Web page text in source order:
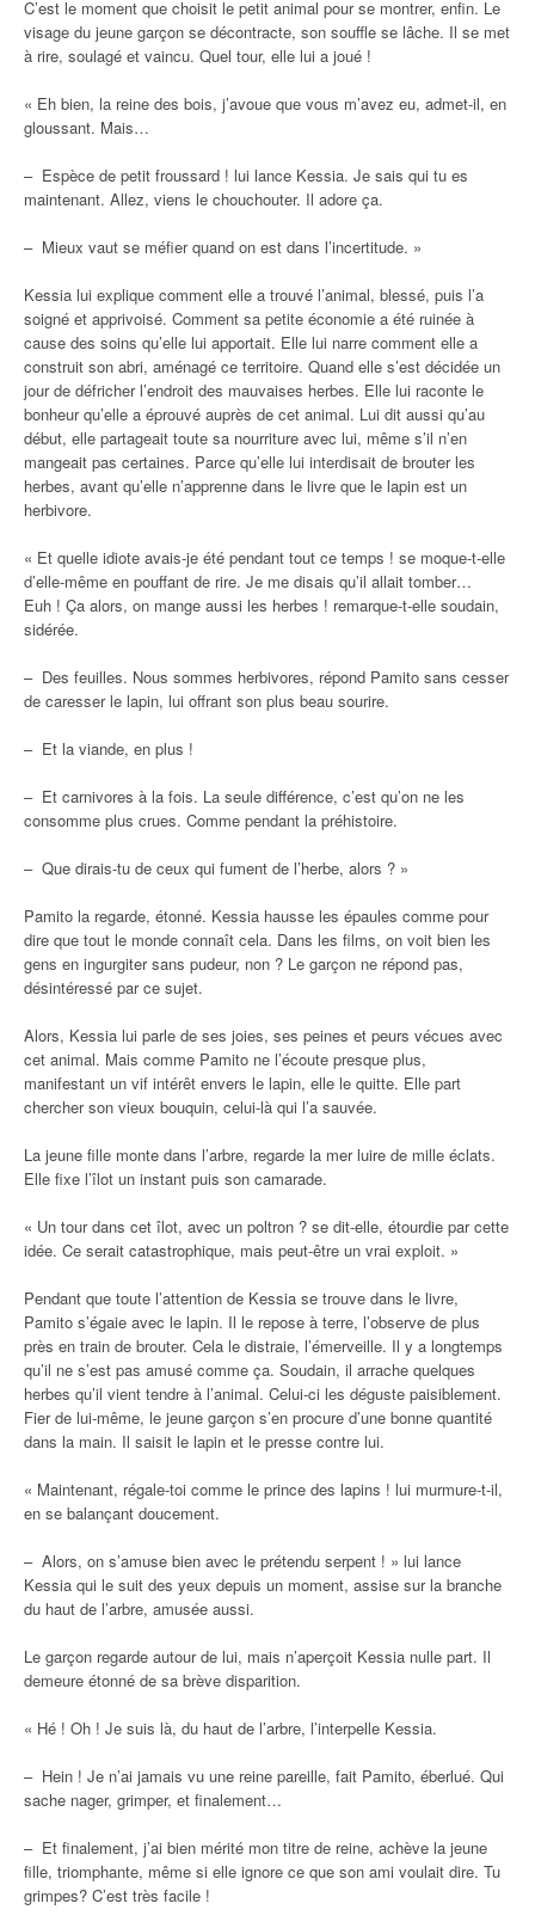
C’est le moment que choisit le petit animal pour se montrer, enfin. Le
visage du jeune garçon se décontracte, son souffle se lâche. Il se met
à rire, soulagé et vaincu. Quel tour, elle lui a joué !
« Eh bien, la reine des bois, j’avoue que vous m’avez eu, admet-il, en
gloussant. Mais…
– Espèce de petit froussard ! lui lance Kessia. Je sais qui tu es
maintenant. Allez, viens le chouchouter. Il adore ça.
– Mieux vaut se méfier quand on est dans l’incertitude. »
Kessia lui explique comment elle a trouvé l’animal, blessé, puis l’a
soigné et apprivoisé. Comment sa petite économie a été ruinée à
cause des soins qu’elle lui apportait. Elle lui narre comment elle a
construit son abri, aménagé ce territoire. Quand elle s’est décidée un
jour de défricher l’endroit des mauvaises herbes. Elle lui raconte le
bonheur qu’elle a éprouvé auprès de cet animal. Lui dit aussi qu’au
début, elle partageait toute sa nourriture avec lui, même s’il n’en
mangeait pas certaines. Parce qu’elle lui interdisait de brouter les
herbes, avant qu’elle n’apprenne dans le livre que le lapin est un
herbivore.
« Et quelle idiote avais-je été pendant tout ce temps ! se moque-t-elle
d’elle-même en pouffant de rire. Je me disais qu’il allait tomber…
Euh ! Ça alors, on mange aussi les herbes ! remarque-t-elle soudain,
sidérée.
– Des feuilles. Nous sommes herbivores, répond Pamito sans cesser
de caresser le lapin, lui offrant son plus beau sourire.
– Et la viande, en plus !
– Et carnivores à la fois. La seule différence, c’est qu’on ne les
consomme plus crues. Comme pendant la préhistoire.
– Que dirais-tu de ceux qui fument de l’herbe, alors ? »
Pamito la regarde, étonné. Kessia hausse les épaules comme pour
dire que tout le monde connaît cela. Dans les films, on voit bien les
gens en ingurgiter sans pudeur, non ? Le garçon ne répond pas,
désintéressé par ce sujet.
Alors, Kessia lui parle de ses joies, ses peines et peurs vécues avec
cet animal. Mais comme Pamito ne l’écoute presque plus,
manifestant un vif intérêt envers le lapin, elle le quitte. Elle part
chercher son vieux bouquin, celui-là qui l’a sauvée.
La jeune fille monte dans l’arbre, regarde la mer luire de mille éclats.
Elle fixe l’îlot un instant puis son camarade.
« Un tour dans cet îlot, avec un poltron ? se dit-elle, étourdie par cette
idée. Ce serait catastrophique, mais peut-être un vrai exploit. »
Pendant que toute l’attention de Kessia se trouve dans le livre,
Pamito s’égaie avec le lapin. Il le repose à terre, l’observe de plus
près en train de brouter. Cela le distraie, l’émerveille. Il y a longtemps
qu’il ne s’est pas amusé comme ça. Soudain, il arrache quelques
herbes qu’il vient tendre à l’animal. Celui-ci les déguste paisiblement.
Fier de lui-même, le jeune garçon s’en procure d’une bonne quantité
dans la main. Il saisit le lapin et le presse contre lui.
« Maintenant, régale-toi comme le prince des lapins ! lui murmure-t-il,
en se balançant doucement.
– Alors, on s’amuse bien avec le prétendu serpent ! » lui lance
Kessia qui le suit des yeux depuis un moment, assise sur la branche
du haut de l’arbre, amusée aussi.
Le garçon regarde autour de lui, mais n’aperçoit Kessia nulle part. Il
demeure étonné de sa brève disparition.
« Hé ! Oh ! Je suis là, du haut de l’arbre, l’interpelle Kessia.
– Hein ! Je n’ai jamais vu une reine pareille, fait Pamito, éberlué. Qui
sache nager, grimper, et finalement…
– Et finalement, j’ai bien mérité mon titre de reine, achève la jeune
fille, triomphante, même si elle ignore ce que son ami voulait dire. Tu
grimpes? C’est très facile !